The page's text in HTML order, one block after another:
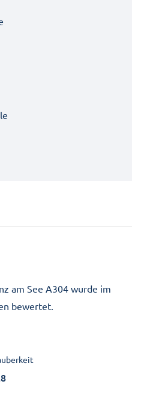
am See A304 wurde im
bewertet.